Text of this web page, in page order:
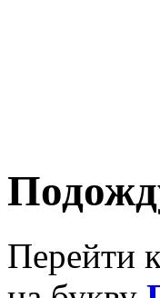
Перейти